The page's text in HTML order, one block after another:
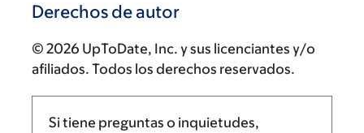
Derechos de autor
© 2026 UpToDate, Inc. y sus licenciantes y/o
afiliados. Todos los derechos reservados.
Si tiene preguntas o inquietudes,